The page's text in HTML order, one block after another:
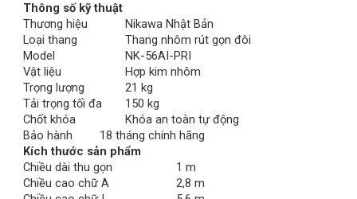
Thông số kỹ thuật
Thương hiệu
Nikawa Nhật Bản
Loại thang
Thang nhôm rút gọn đôi
Model
NK-56AI-PRI
Vật liệu
Hợp kim nhôm
Trọng lượng
21 kg
Tải trọng tối đa
150 kg
Chốt khóa
Khóa an toàn tự động
Bảo hành
18 tháng chính hãng
Kích thước sản phẩm
Chiều dài thu gọn
1 m
Chiều cao chữ A
2,8 m